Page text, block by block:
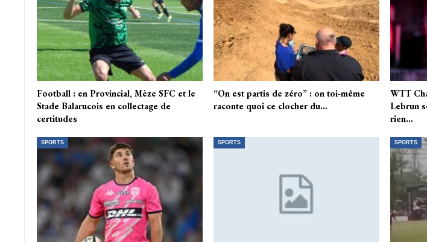
Football : en Provincial, Mèze SFC et le
Stade Balarucois en collectage de
certitudes
“On est partis de zéro” : on toi-même
raconte quoi ce clocher du…
WTT
Lebrun
rien…
SPORTS SPORTS SPORTS